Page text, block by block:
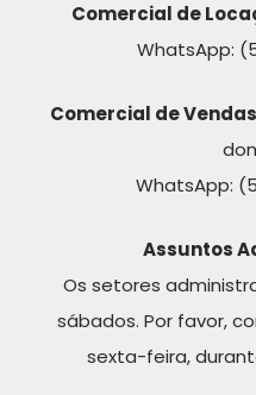
Comercial de
WhatsApp:
Comercial de Vendas
WhatsApp:
Assuntos
Os setores
sábados. Por favor,
sexta-feira,